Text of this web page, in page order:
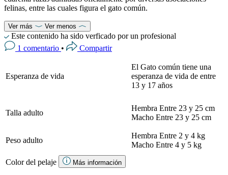
felinas, entre las cuales figura el gato común.
Ver más Ver menos
Este contenido ha sido verficado por un profesional
1 comentario • Compartir
Esperanza de vida
El Gato común tiene una
esperanza de vida de entre
13 y 17 años
Talla adulto
Hembra Entre 23 y 25 cm
Macho Entre 23 y 25 cm
Peso adulto
Hembra Entre 2 y 4 kg
Macho Entre 4 y 5 kg
Color del pelaje
Más información